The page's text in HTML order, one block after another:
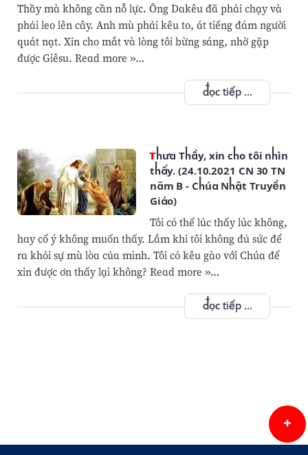
Thầy mà không cần nỗ lực. Ông Dakêu đã phải chạy và
phải leo lên cây. Anh mù phải kêu to, át tiếng đám người
quát nạt. Xin cho mắt và lòng tôi bừng sáng, nhờ gặp
được Giêsu. Read more »…
đọc tiếp ...
Thưa Thầy, xin cho tôi nhìn
thấy. (24.10.2021 CN 30 TN
năm B - Chúa Nhật Truyền
Giáo)
Tôi có thể lúc thấy lúc không,
hay cố ý không muốn thấy. Lắm khi tôi không đủ sức để
ra khỏi sự mù lòa của mình. Tôi có kêu gào với Chúa để
xin được ơn thấy lại không? Read more »…
đọc tiếp ...